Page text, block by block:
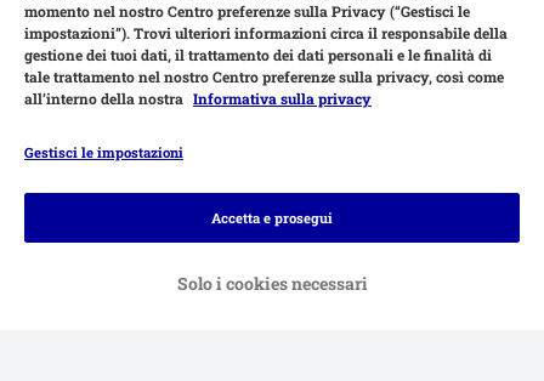
Modalità di pagamento
Bonifico. Contrassegno.
momento nel nostro Centro preferenze sulla Privacy (“Gestisci le
impostazioni”). Trovi ulteriori informazioni circa il responsabile della
gestione dei tuoi dati, il trattamento dei dati personali e le finalità di
tale trattamento nel nostro Centro preferenze sulla privacy, così come
all’interno della nostra Informativa sulla privacy
Gestisci le impostazioni
Solo i cookies necessari
Accetta e prosegui